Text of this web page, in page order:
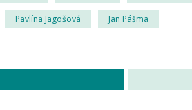
Pavlína Jagošová Jan Pášma